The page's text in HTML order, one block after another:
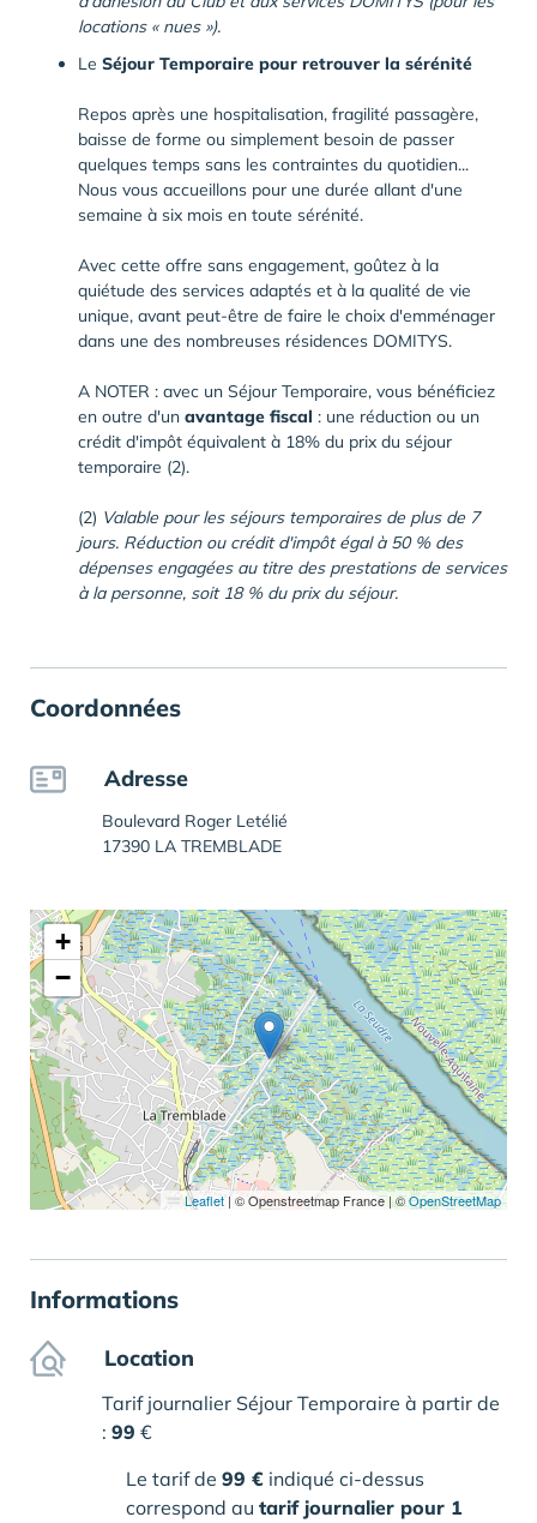
locations « nues »).
Le Séjour Temporaire pour retrouver la sérénité
Repos après une hospitalisation, fragilité passagère,
baisse de forme ou simplement besoin de passer
quelques temps sans les contraintes du quotidien...
Nous vous accueillons pour une durée allant d'une
semaine à six mois en toute sérénité.
Avec cette offre sans engagement, goûtez à la
quiétude des services adaptés et à la qualité de vie
unique, avant peut-être de faire le choix d'emménager
dans une des nombreuses résidences DOMITYS.
A NOTER : avec un Séjour Temporaire, vous bénéficiez
en outre d'un avantage fiscal : une réduction ou un
crédit d'impôt équivalent à 18% du prix du séjour
temporaire (2).
(2) Valable pour les séjours temporaires de plus de 7
jours. Réduction ou crédit d'impôt égal à 50 % des
dépenses engagées au titre des prestations de services
à la personne, soit 18 % du prix du séjour.
Coordonnées
Adresse
Boulevard Roger Letélié
17390 LA TREMBLADE
+
−
Leaflet | © Openstreetmap France | ©OpenStreetMap
Informations
Location
Tarif journalier Séjour Temporaire à partir de
: 99 €
Le tarif de 99 € indiqué ci-dessus
correspond au tarif journalier pour 1